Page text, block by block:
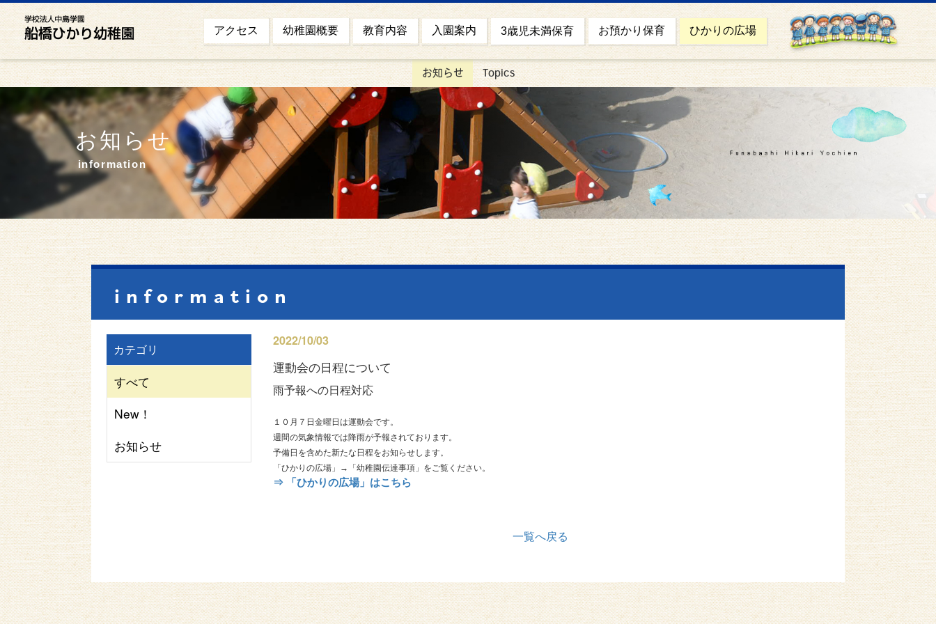
アクセス 幼稚園概要 教育内容 入園案内 3歳児未満保育 お預かり保育 ひかりの広場
お知らせ Topics
お知らせ
information
information
カテゴリ
すべて
New！
お知らせ
2022/10/03
運動会の日程について
雨予報への日程対応
１０月７日金曜日は運動会です。
週間の気象情報では降雨が予報されております。
予備日を含めた新たな日程をお知らせします。
「ひかりの広場」→「幼稚園伝達事項」をご覧ください。
⇒ 「ひかりの広場」はこちら
一覧へ戻る